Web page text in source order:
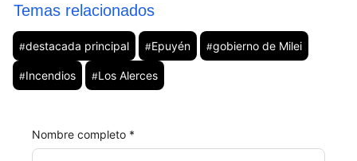
Temas relacionados
#destacada principal #Epuyén #gobierno de Milei
#Incendios #Los Alerces
Nombre completo *